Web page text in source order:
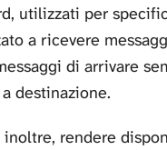
utilizzati per
a ricevere
di arrivare
destinazione.
inoltre, rendere